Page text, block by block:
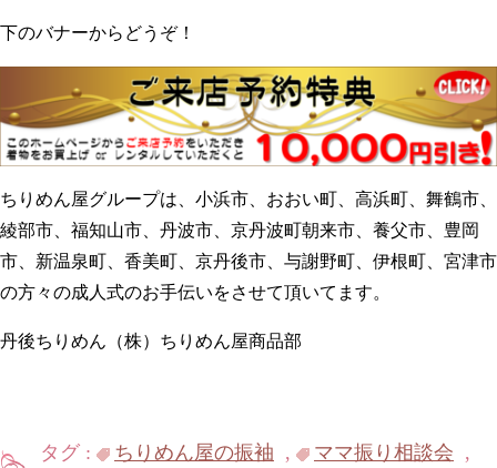
下のバナーからどうぞ！
ちりめん屋グループは、小浜市、おおい町、高浜町、舞鶴市、
綾部市、福知山市、丹波市、京丹波町朝来市、養父市、豊岡
市、新温泉町、香美町、京丹後市、与謝野町、伊根町、宮津市
の方々の成人式のお手伝いをさせて頂いてます。
丹後ちりめん（株）ちりめん屋商品部
タグ : ちりめん屋の振袖 , ママ振り相談会 ,